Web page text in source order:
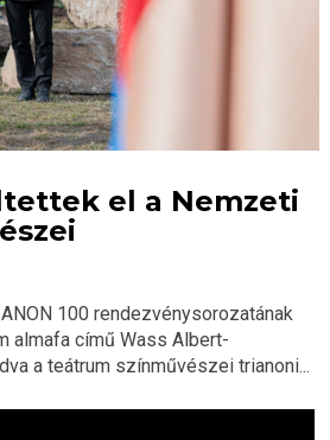
el a Nemzeti
100 rendezvénysorozatának
almafa című Wass Albert-
a teátrum színművészei trianoni...